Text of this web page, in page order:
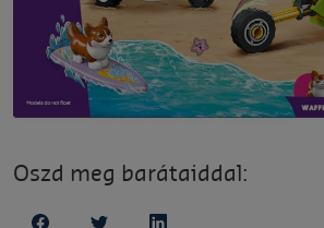
Oszd meg barátaiddal: